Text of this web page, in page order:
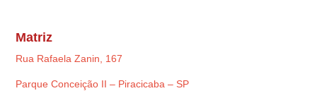
Matriz
Rua Rafaela Zanin, 167
Parque Conceição II – Piracicaba – SP